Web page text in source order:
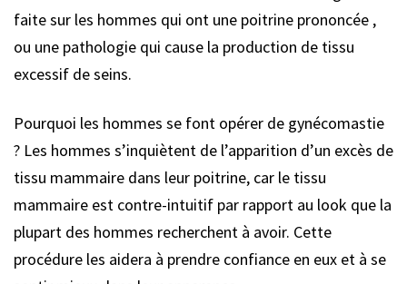
faite sur les hommes qui ont une poitrine prononcée ,
ou une pathologie qui cause la production de tissu
excessif de seins.
Pourquoi les hommes se font opérer de gynécomastie
? Les hommes s’inquiètent de l’apparition d’un excès de
tissu mammaire dans leur poitrine, car le tissu
mammaire est contre-intuitif par rapport au look que la
plupart des hommes recherchent à avoir. Cette
procédure les aidera à prendre confiance en eux et à se